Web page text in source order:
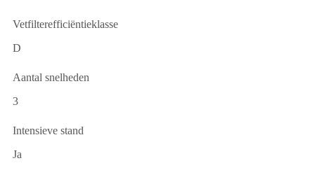
Vetfilterefficiëntieklasse
D
Aantal snelheden
3
Intensieve stand
Ja